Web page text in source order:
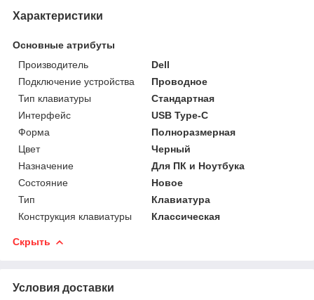
Характеристики
Основные атрибуты
Производитель
Dell
Подключение устройства
Проводное
Тип клавиатуры
Стандартная
Интерфейс
USB Type-C
Форма
Полноразмерная
Цвет
Черный
Назначение
Для ПК и Ноутбука
Состояние
Новое
Тип
Клавиатура
Конструкция клавиатуры
Классическая
Скрыть
Условия доставки